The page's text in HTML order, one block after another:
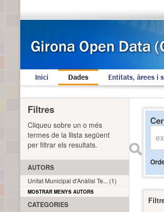
Inici Dades Entitats, àrees i
Filtres
Cliqueu sobre un o més
termes de la llista següent
per filtrar els resultats.
AUTORS
Unitat Municipal d'Anàlisi Te... (1)
MOSTRAR MENYS AUTORS
CATEGORIES